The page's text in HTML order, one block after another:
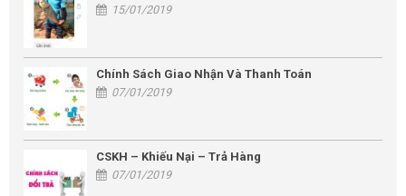
15/01/2019
Chính Sách Giao Nhận Và Thanh Toán
07/01/2019
CSKH – Khiếu Nại – Trả Hàng
07/01/2019